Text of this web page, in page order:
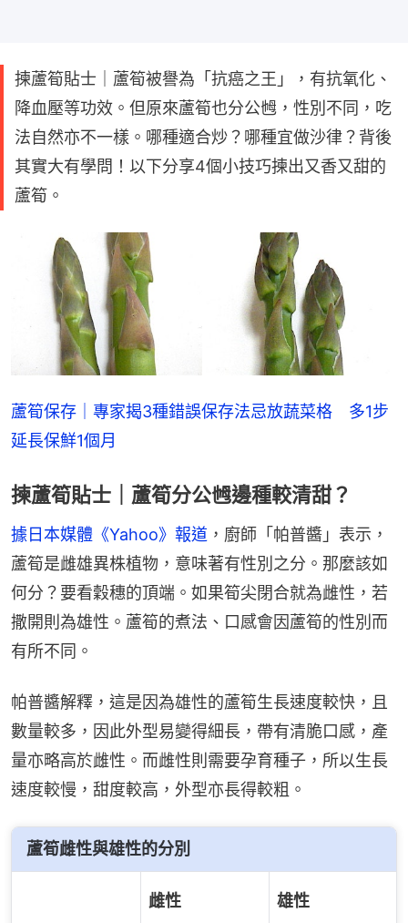
揀蘆筍貼士｜蘆筍被譽為「抗癌之王」，有抗氧化、
降血壓等功效。但原來蘆筍也分公乸，性別不同，吃
法自然亦不一樣。哪種適合炒？哪種宜做沙律？背後
其實大有學問！以下分享4個小技巧揀出又香又甜的
蘆筍。
蘆筍保存｜專家揭3種錯誤保存法忌放蔬菜格　多1步
延長保鮮1個月
揀蘆筍貼士｜蘆筍分公乸邊種較清甜？
據日本媒體《Yahoo》報道 ，廚師「帕普醬」表示，
蘆筍是雌雄異株植物，意味著有性別之分。那麼該如
何分？要看穀穗的頂端。如果筍尖閉合就為雌性，若
撒開則為雄性。蘆筍的煮法、口感會因蘆筍的性別而
有所不同。
帕普醬解釋，這是因為雄性的蘆筍生長速度較快，且
數量較多，因此外型易變得細長，帶有清脆口感，產
量亦略高於雌性。而雌性則需要孕育種子，所以生長
速度較慢，甜度較高，外型亦長得較粗。
蘆筍雌性與雄性的分別
雌性 雄性